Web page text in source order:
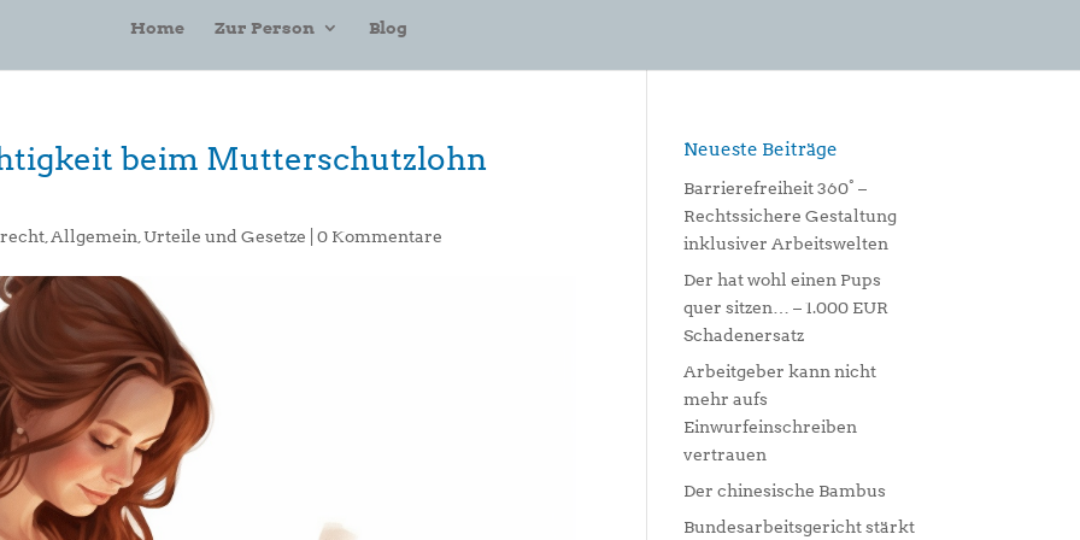
Home Zur Person Blog
beim Mutterschutzlohn
Allgemein ,Urteile und Gesetze |0 Kommentare
Neueste Beiträge
Barrierefreiheit 360° –
Rechtssichere Gestaltung
inklusiver Arbeitswelten
Der hat wohl einen Pups
quer sitzen… – 1.000 EUR
Schadenersatz
Arbeitgeber kann nicht
mehr aufs
Einwurfeinschreiben
vertrauen
Der chinesische Bambus
Bundesarbeitsgericht stärkt